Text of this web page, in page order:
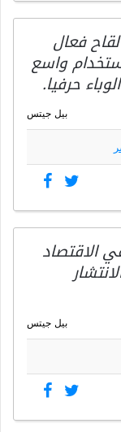
فعال
استخدام واسع
حرفيا.
بيل جيتس
الاقتصاد
بيل جيتس